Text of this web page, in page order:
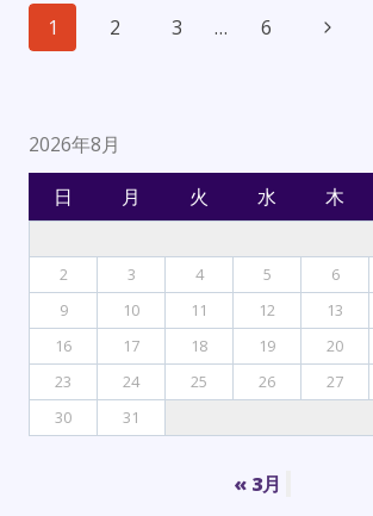
Page
navigation
1 2 3 … 6
Next
2026年8月
日
月 火 水 木
2
3 4 5 6
9
10 11 12 13
16
17 18 19 20
23
24 25 26 27
30
31
« 3月